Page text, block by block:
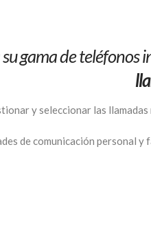
gama de
y seleccionar las
de comunicación personal y